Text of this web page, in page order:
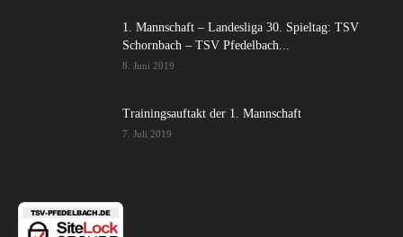
1. Mannschaft – Landesliga 30. Spieltag: TSV
Schornbach – TSV Pfedelbach...
8. Juni 2019
Trainingsauftakt der 1. Mannschaft
7. Juli 2019